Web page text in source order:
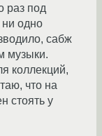
раз под
одно
сабж
музыки.
коллекций,
что на
стоять у